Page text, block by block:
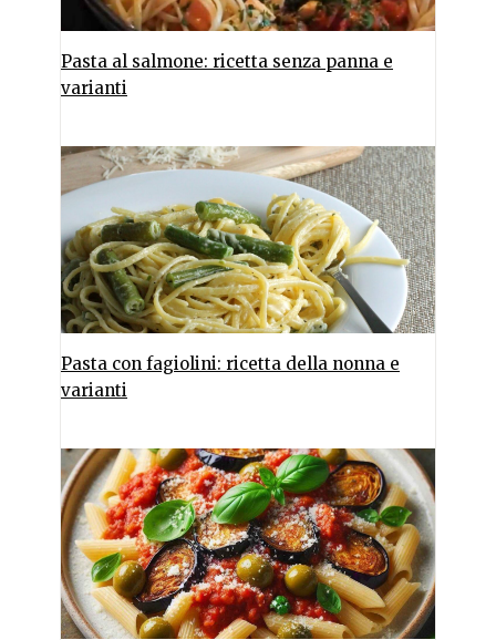
Pasta al salmone: ricetta senza panna e
varianti
Pasta con fagiolini: ricetta della nonna e
varianti